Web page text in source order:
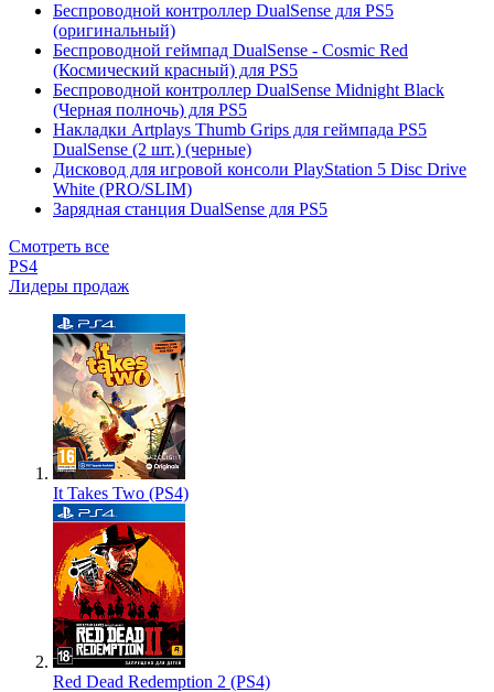
Беспроводной контроллер DualSense для PS5
(оригинальный)
Беспроводной геймпад DualSense - Cosmic Red
(Космический красный) для PS5
Беспроводной контроллер DualSense Midnight Black
(Черная полночь) для PS5
Накладки Artplays Thumb Grips для геймпада PS5
DualSense (2 шт.) (черные)
Дисковод для игровой консоли PlayStation 5 Disc Drive
White (PRO/SLIM)
Зарядная станция DualSense для PS5
Смотреть все
PS4
Лидеры продаж
It Takes Two (PS4)
Red Dead Redemption 2 (PS4)